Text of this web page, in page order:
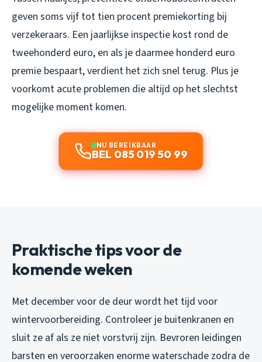
geven soms vijf tot tien procent premiekorting bij
verzekeraars. Een jaarlijkse inspectie kost rond de
tweehonderd euro, en als je daarmee honderd euro
premie bespaart, verdient het zich snel terug. Plus je
voorkomt acute problemen die altijd op het slechtst
mogelijke moment komen.
NU BEREIKBAAR
BEL 085 019 50 99
Praktische tips voor de
komende weken
Met december voor de deur wordt het tijd voor
wintervoorbereiding. Controleer je buitenkranen en
sluit ze af als ze niet vorstvrij zijn. Bevroren leidingen
barsten en veroorzaken enorme waterschade zodra de